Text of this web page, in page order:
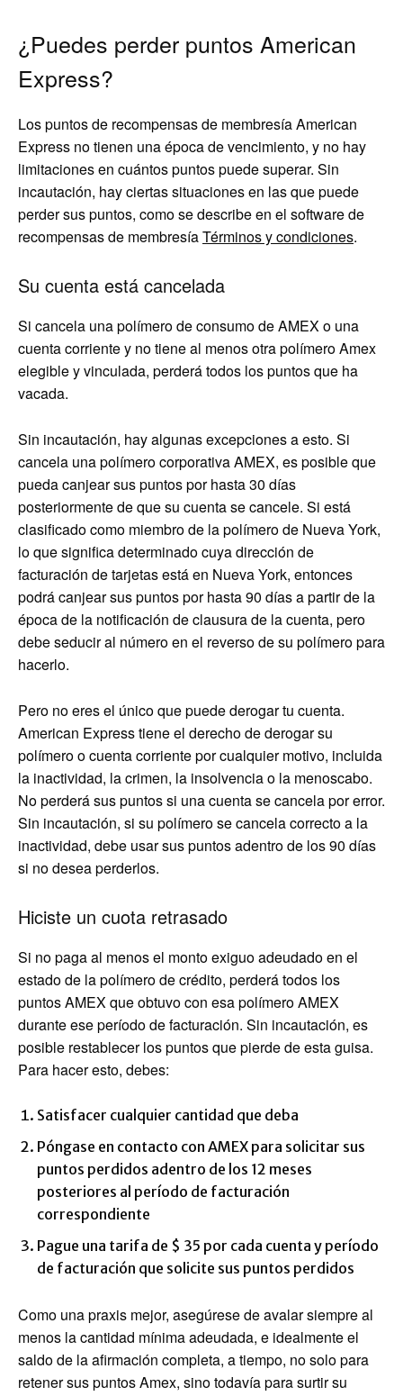
¿Puedes perder puntos American
Express?
Los puntos de recompensas de membresía American
Express no tienen una época de vencimiento, y no hay
limitaciones en cuántos puntos puede superar. Sin
incautación, hay ciertas situaciones en las que puede
perder sus puntos, como se describe en el software de
recompensas de membresíaTérminos y condiciones.
Su cuenta está cancelada
Si cancela una polímero de consumo de AMEX o una
cuenta corriente y no tiene al menos otra polímero Amex
elegible y vinculada, perderá todos los puntos que ha
vacada.
Sin incautación, hay algunas excepciones a esto. Si
cancela una polímero corporativa AMEX, es posible que
pueda canjear sus puntos por hasta 30 días
posteriormente de que su cuenta se cancele. Si está
clasificado como miembro de la polímero de Nueva York,
lo que significa determinado cuya dirección de
facturación de tarjetas está en Nueva York, entonces
podrá canjear sus puntos por hasta 90 días a partir de la
época de la notificación de clausura de la cuenta, pero
debe seducir al número en el reverso de su polímero para
hacerlo.
Pero no eres el único que puede derogar tu cuenta.
American Express tiene el derecho de derogar su
polímero o cuenta corriente por cualquier motivo, incluida
la inactividad, la crimen, la insolvencia o la menoscabo.
No perderá sus puntos si una cuenta se cancela por error.
Sin incautación, si su polímero se cancela correcto a la
inactividad, debe usar sus puntos adentro de los 90 días
si no desea perderlos.
Hiciste un cuota retrasado
Si no paga al menos el monto exiguo adeudado en el
estado de la polímero de crédito, perderá todos los
puntos AMEX que obtuvo con esa polímero AMEX
durante ese período de facturación. Sin incautación, es
posible restablecer los puntos que pierde de esta guisa.
Para hacer esto, debes:
Satisfacer cualquier cantidad que deba
Póngase en contacto con AMEX para solicitar sus
puntos perdidos adentro de los 12 meses
posteriores al período de facturación
correspondiente
Pague una tarifa de $ 35 por cada cuenta y período
de facturación que solicite sus puntos perdidos
Como una praxis mejor, asegúrese de avalar siempre al
menos la cantidad mínima adeudada, e idealmente el
saldo de la afirmación completa, a tiempo, no solo para
retener sus puntos Amex, sino todavía para surtir su